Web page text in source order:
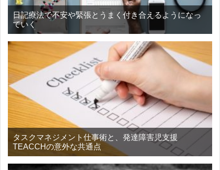
日記療法で不安や緊張とうまく付き合えるようになっ
ていく
タスクマネジメント仕事術と、発達障害児支援
TEACCHの意外な共通点